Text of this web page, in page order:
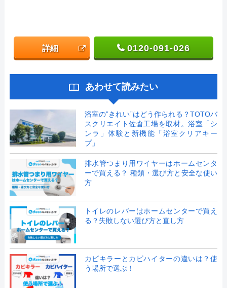
詳細 0120-091-026
あわせて読みたい
浴室の”きれい”はどう作られる？TOTOバ
スクリエイト佐倉工場を取材。浴室「シ
ンラ」体験と新機能「浴室クリアキー
プ」
排水管つまり用ワイヤーはホームセンタ
ーで買える？ 種類・選び方と安全な使い
方
トイレのレバーはホームセンターで買え
る？失敗しない選び方と直し方
カビキラーとカビハイターの違いは？使
う場所で選ぶ！